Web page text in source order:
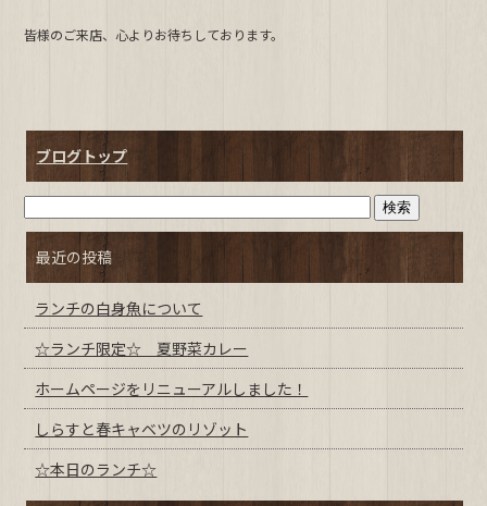
皆様のご来店、心よりお待ちしております。
ブログトップ
最近の投稿
ランチの白身魚について
☆ランチ限定☆ 夏野菜カレー
ホームページをリニューアルしました！
しらすと春キャベツのリゾット
☆本日のランチ☆